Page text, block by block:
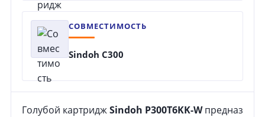
СОВМЕСТИМОСТЬ
Sindoh C300
Голубой картриджSindoh P300T6KK-Wпредназ